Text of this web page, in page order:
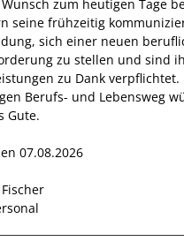
zum heutigen Tage
seine frühzeitig
sich einer neuen
zu stellen und sind
zu Dank verpflichtet.
Berufs- und Lebensweg
Gute.
07.08.2026